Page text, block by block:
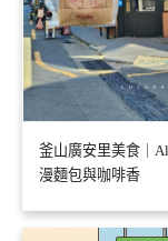
釜山廣安里美食｜
漫麵包與咖啡香